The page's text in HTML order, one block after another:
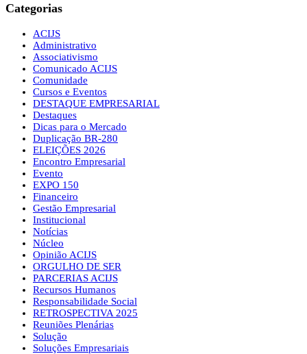
Categorias
ACIJS
Administrativo
Associativismo
Comunicado ACIJS
Comunidade
Cursos e Eventos
DESTAQUE EMPRESARIAL
Destaques
Dicas para o Mercado
Duplicação BR-280
ELEIÇÕES 2026
Encontro Empresarial
Evento
EXPO 150
Financeiro
Gestão Empresarial
Institucional
Notícias
Núcleo
Opinião ACIJS
ORGULHO DE SER
PARCERIAS ACIJS
Recursos Humanos
Responsabilidade Social
RETROSPECTIVA 2025
Reuniões Plenárias
Solução
Soluções Empresariais